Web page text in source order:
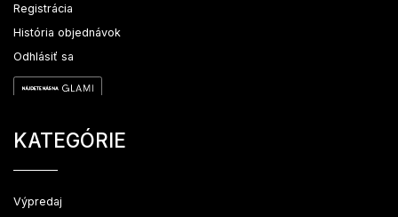
Registrácia
História objednávok
Odhlásiť sa
KATEGÓRIE
Výpredaj